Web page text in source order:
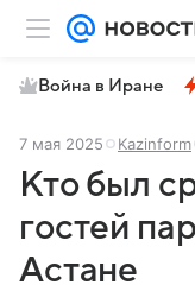
Война в Иране
7 мая 2025 Kazinform
Кто был
гостей
Астане